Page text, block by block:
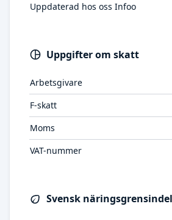
Uppdaterad hos oss Infoo
Uppgifter om skatt
Arbetsgivare
F-skatt
Moms
VAT-nummer
Svensk